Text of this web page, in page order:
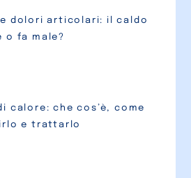
e dolori articolari: il caldo
o fa male?
calore: che cos’è, come
e trattarlo